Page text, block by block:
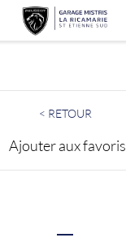
< RETOUR
Ajouter aux favoris